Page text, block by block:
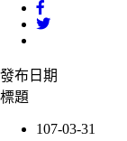
發布日期
標題
107-03-31